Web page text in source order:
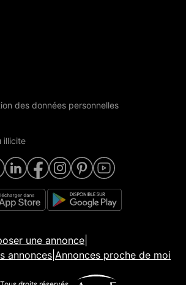
des données personnelles
illicite
une annonce
annonces Annonces proche de moi